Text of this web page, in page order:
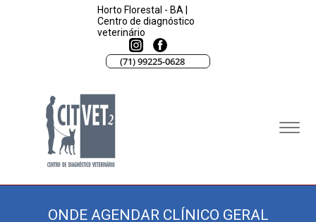
Horto Florestal - BA |
Centro de diagnóstico
veterinário
(71) 99225-0628
ONDE AGENDAR CLÍNICO GERAL